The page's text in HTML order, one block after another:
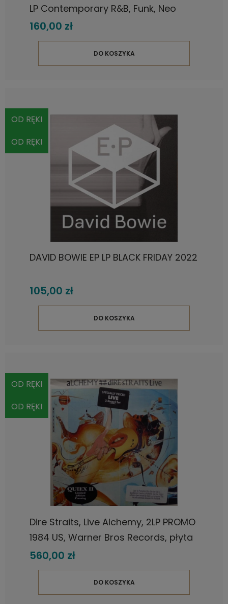
LP Contemporary R&B, Funk, Neo
Soul, Psychedelic, nowa płyta
winylowa
160,00 zł
DO KOSZYKA
DAVID BOWIE EP LP BLACK FRIDAY 2022
105,00 zł
DO KOSZYKA
OD RĘKI
OD RĘKI
Dire Straits, Live Alchemy, 2LP PROMO
1984 US, Warner Bros Records, płyta
winylowa
560,00 zł
DO KOSZYKA
OD RĘKI
OD RĘKI